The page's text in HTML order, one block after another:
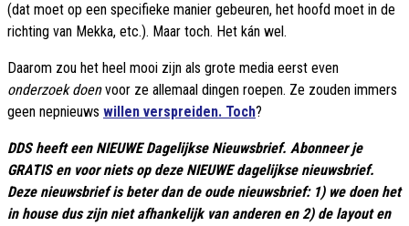
(dat moet op een specifieke manier gebeuren, het hoofd moet in de
richting van Mekka, etc.). Maar toch. Het kán wel.
Daarom zou het heel mooi zijn als grote media eerst even
onderzoek doenvoor ze allemaal dingen roepen. Ze zouden immers
geen nepnieuws willen verspreiden. Toch?
DDS heeft een NIEUWE Dagelijkse Nieuwsbrief. Abonneer je
GRATIS en voor niets op deze NIEUWE dagelijkse nieuwsbrief.
Deze nieuwsbrief is beter dan de oude nieuwsbrief: 1) we doen het
in house dus zijn niet afhankelijk van anderen en 2) de layout en